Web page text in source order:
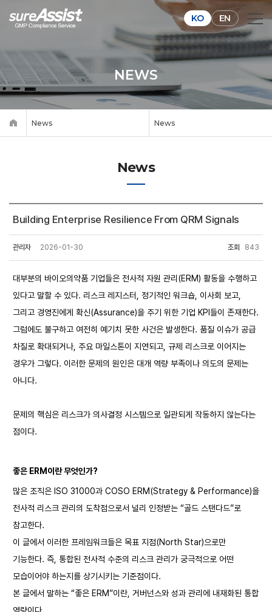
KO EN
NEWS
News News
News
Building Enterprise Resilience From QRM Signals
관리자 2026-01-30 조회 843
대부분의 바이오의약품 기업들은 전사적 자원 관리(ERM) 활동을 수행하고
있다고 말할 수 있다. 리스크 레지스터, 정기적인 워크숍, 이사회 보고,
그리고 경영진에게 확신(Assurance)을 주기 위한 기업 KPI들이 존재한다.
그럼에도 불구하고 여전히 예기치 못한 사건은 발생한다. 품질 이슈가 공급
차질로 확대되거나, 주요 마일스톤이 지연되고, 규제 리스크로 이어지는
경우가 그렇다. 이러한 문제의 원인은 대개 역량 부족이나 의도의 문제는
아니다.
문제의 핵심은 리스크가 의사결정 시스템으로 일관되게 작동하지 않는다는
점이다.
좋은 ERM이란 무엇인가?
많은 조직은 ISO 31000과 COSO ERM(Strategy & Performance)을
전사적 리스크 관리의 도착점으로서 널리 인정받는 “골드 스탠다드”로
참고한다.
이 글에서 이러한 프레임워크들은 목표 지점(North Star)으로만
기능한다. 즉, 통합된 전사적 수준의 리스크 관리가 궁극적으로 어떤
모습이어야 하는지를 상기시키는 기준점이다.
본 글에서 말하는 “좋은 ERM”이란, 거버넌스와 성과 관리에 내재화된 통합